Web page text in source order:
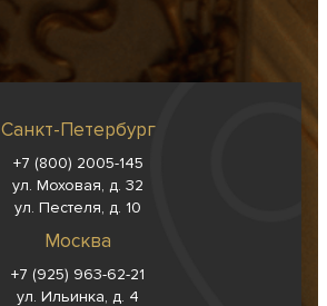
Санкт-Петербург
+7 (800) 2005-145
ул. Моховая, д. 32
ул. Пестеля, д. 10
Москва
+7 (925) 963-62-21
ул. Ильинка, д. 4